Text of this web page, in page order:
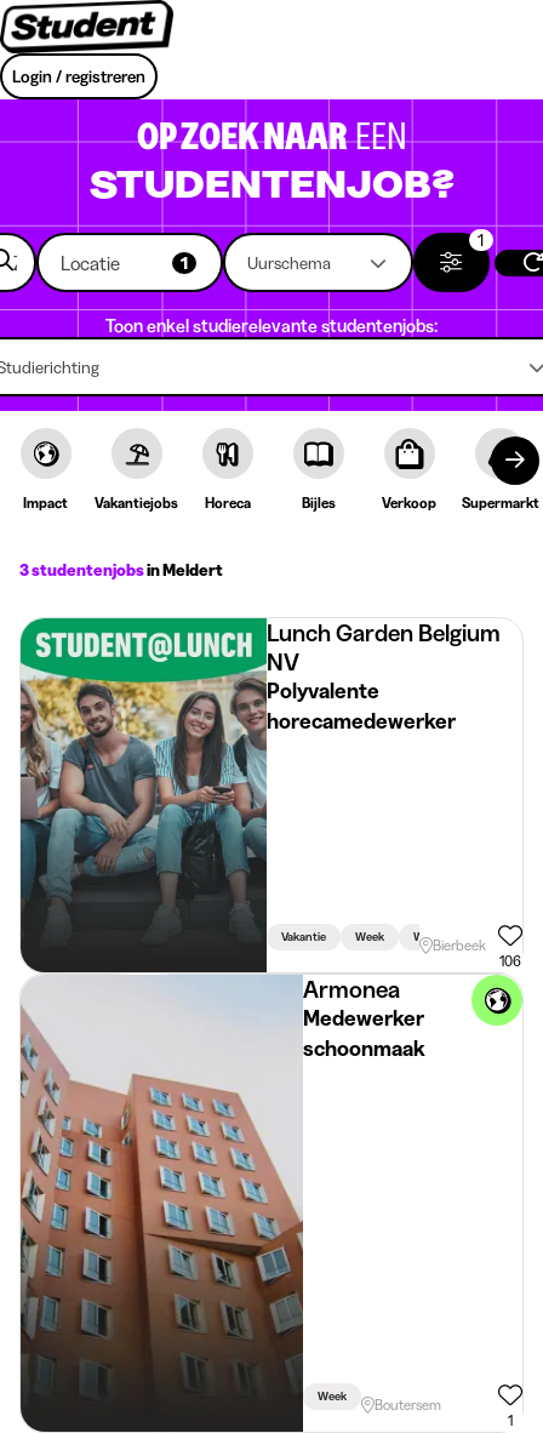
Login / registreren
OP ZOEK NAAREEN
STUDENTENJOB?
Locatie 1 Uurschema
1
Toon enkel studierelevante studentenjobs:
Impact Vakantiejobs Horeca Bijles Verkoop Supermarkt
3 studentenjobsin Meldert
Lunch Garden Belgium
NV
Polyvalente
horecamedewerker
Vakantie Week WeekendBierbeek
106
Armonea
Medewerker
schoonmaak
Week
Boutersem
1